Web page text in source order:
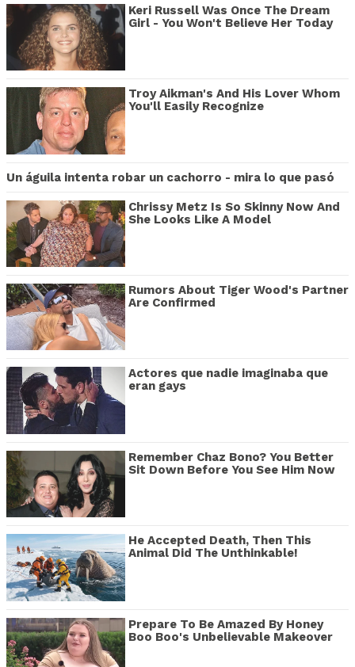
Keri Russell Was Once The Dream
Girl - You Won't Believe Her Today
Troy Aikman's And His Lover Whom
You'll Easily Recognize
Un águila intenta robar un cachorro - mira lo que pasó
Chrissy Metz Is So Skinny Now And
She Looks Like A Model
Rumors About Tiger Wood's Partner
Are Confirmed
Actores que nadie imaginaba que
eran gays
Remember Chaz Bono? You Better
Sit Down Before You See Him Now
He Accepted Death, Then This
Animal Did The Unthinkable!
Prepare To Be Amazed By Honey
Boo Boo's Unbelievable Makeover